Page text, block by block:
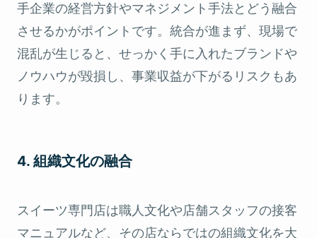
手企業の経営方針やマネジメント手法とどう融合
させるかがポイントです。統合が進まず、現場で
混乱が生じると、せっかく手に入れたブランドや
ノウハウが毀損し、事業収益が下がるリスクもあ
ります。
4. 組織文化の融合
スイーツ専門店は職人文化や店舗スタッフの接客
マニュアルなど、その店ならではの組織文化を大